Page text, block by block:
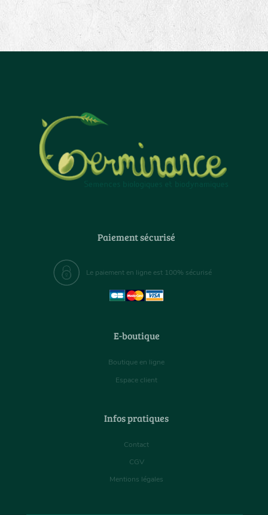
Paiement sécurisé
Le paiement en ligne est 100% sécurisé
E-boutique
Boutique en ligne
Espace client
Infos pratiques
Contact
CGV
Mentions légales